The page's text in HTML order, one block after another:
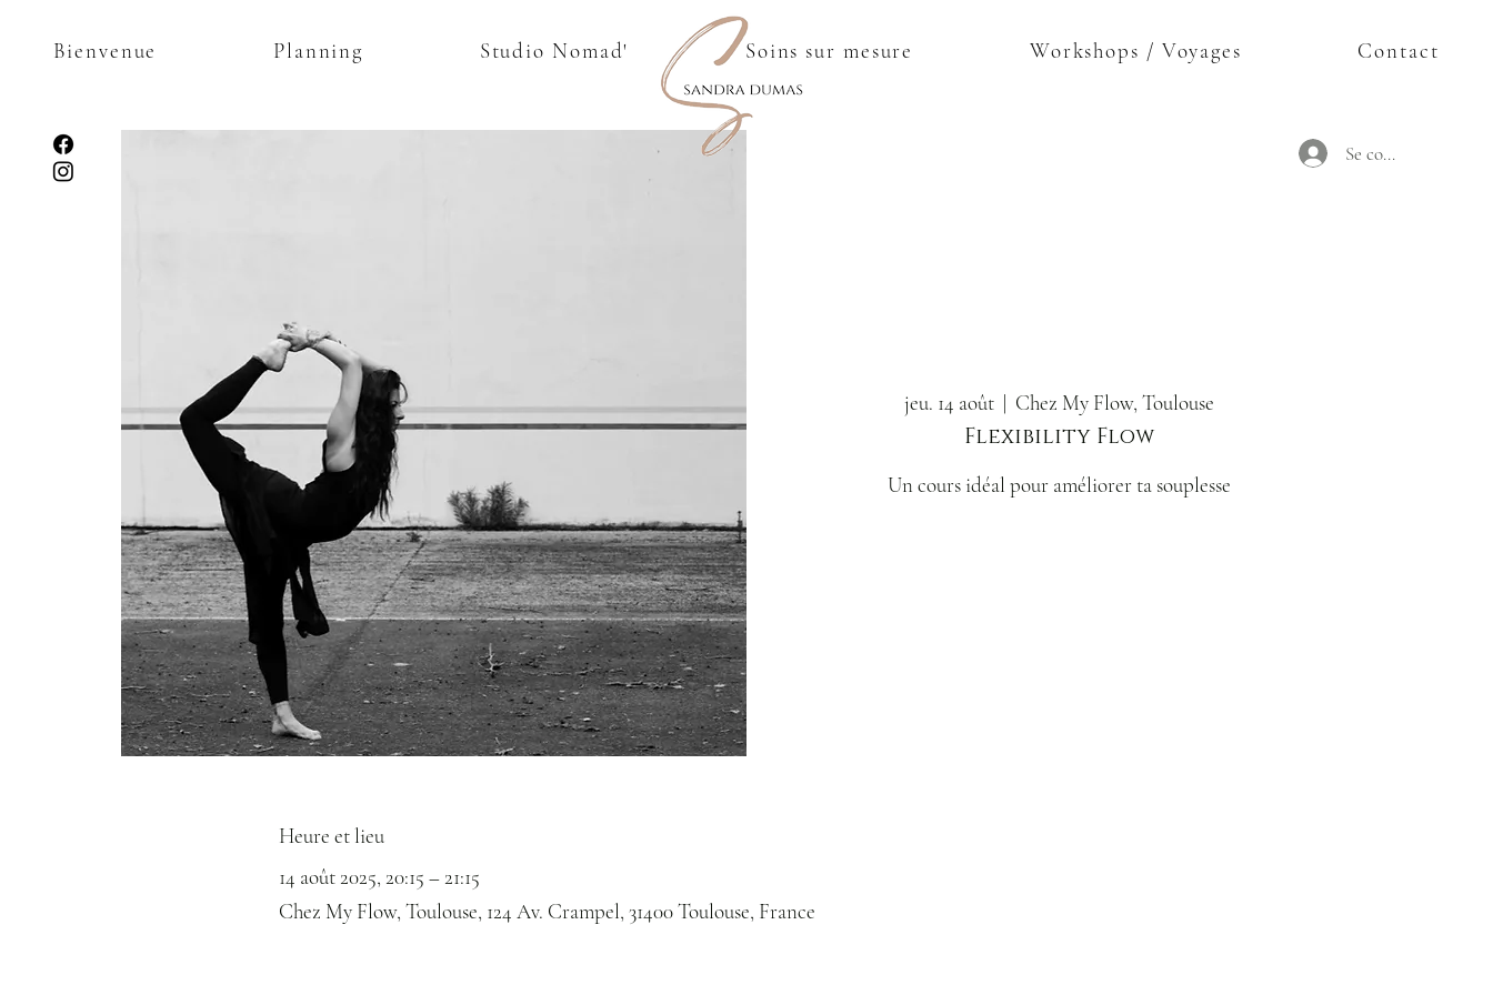
Se connecter
Bienvenue Planning Studio Nomad' Soins sur mesure Workshops / Voyages Contact
jeu. 14 août
  |
Chez My Flow, Toulouse
Flexibility Flow
Un cours idéal pour améliorer ta souplesse
Heure et lieu
14 août 2025, 20:15 – 21:15
Chez My Flow, Toulouse, 124 Av. Crampel, 31400 Toulouse, France